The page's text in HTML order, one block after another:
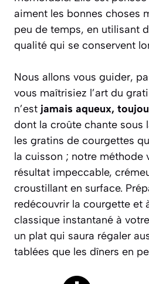
aiment les bonnes choses
peu de temps, en utilisant
qualité qui se conservent
Nous allons vous guider,
vous maîtrisiez l’art du
n’est jamais aqueux,
dont la croûte chante sous
les gratins de courgettes
la cuisson ; notre méthode
résultat impeccable,
croustillant en surface.
redécouvrir la courgette et
classique instantané à
un plat qui saura régaler
tablées que les dîners en